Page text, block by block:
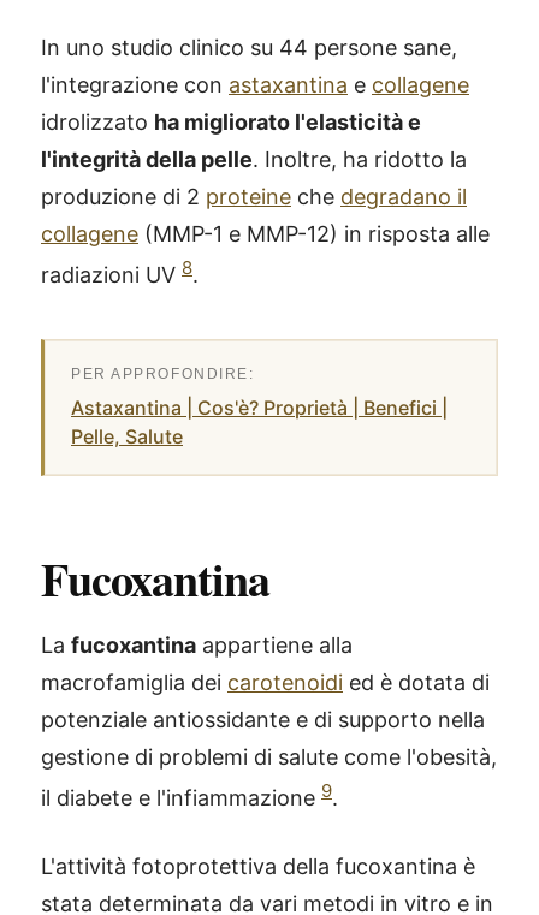
In uno studio clinico su 44 persone sane,
l'integrazione con astaxantina e collagene
idrolizzato ha migliorato l'elasticità e
l'integrità della pelle. Inoltre, ha ridotto la
produzione di 2 proteine che degradano il
collagene (MMP-1 e MMP-12) in risposta alle
radiazioni UV 8.
Astaxantina | Cos'è? Proprietà | Benefici |
Pelle, Salute
Fucoxantina
La fucoxantina appartiene alla
macrofamiglia dei carotenoidi ed è dotata di
potenziale antiossidante e di supporto nella
gestione di problemi di salute come l'obesità,
il diabete e l'infiammazione 9.
L'attività fotoprotettiva della fucoxantina è
stata determinata da vari metodi in vitro e in